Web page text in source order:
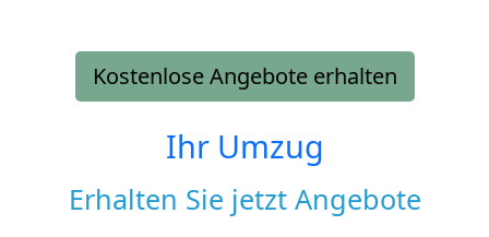
Kostenlose Angebote erhalten
Ihr Umzug
Erhalten Sie jetzt Angebote